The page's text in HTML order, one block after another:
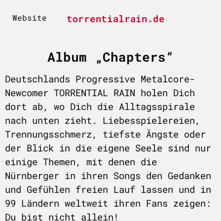
Website torrentialrain.de
Album „Chapters“
Deutschlands Progressive Metalcore-
Newcomer TORRENTIAL RAIN holen Dich
dort ab, wo Dich die Alltagsspirale
nach unten zieht. Liebesspielereien,
Trennungsschmerz, tiefste Ängste oder
der Blick in die eigene Seele sind nur
einige Themen, mit denen die
Nürnberger in ihren Songs den Gedanken
und Gefühlen freien Lauf lassen und in
99 Ländern weltweit ihren Fans zeigen:
Du bist nicht allein!